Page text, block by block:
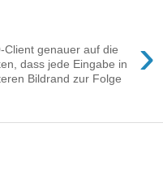
›
Client genauer auf die
dass jede Eingabe in
Bildrand zur Folge